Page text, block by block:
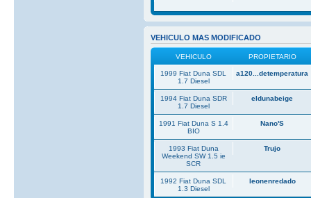
VEHICULO MAS MODIFICADO
VEHICULO PROPIETARIO
1999 Fiat Duna SDL
1.7 Diesel
a120...detemperatura
1994 Fiat Duna SDR
1.7 Diesel
eldunabeige
1991 Fiat Duna S 1.4
BIO
Nano'S
1993 Fiat Duna
Weekend SW 1.5 ie
SCR
Trujo
1992 Fiat Duna SDL
1.3 Diesel
leonenredado